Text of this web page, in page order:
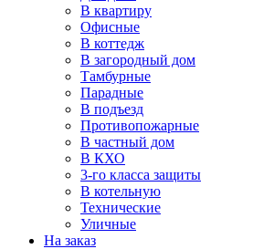
В квартиру
Офисные
В коттедж
В загородный дом
Тамбурные
Парадные
В подъезд
Противопожарные
В частный дом
В КХО
3-го класса защиты
В котельную
Технические
Уличные
На заказ